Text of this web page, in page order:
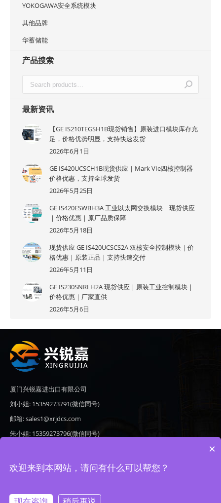
YOKOGAWA安全系统模块
其他品牌
华蓄储能
产品搜索
最新资讯
【GE IS210TEGSH1B现货销售】原装进口模块库存充
足，价格优势明显，支持快速发货
2026年6月1日
GE IS420UCSCH1B现货供应｜Mark VIe四核控制器
价格优惠，支持全球发货
2026年5月25日
GE IS420ESWBH3A 工业以太网交换模块｜现货供应
｜价格优惠｜原厂品质保障
2026年5月18日
现货供应 GE IS420UCSCS2A 双核安全控制模块｜价
格优惠｜原装正品｜支持快速交付
2026年5月11日
GE IS230SNRLH2A 现货供应｜原装工业控制模块｜
价格优惠｜厂家直供
2026年5月6日
厦门兴锐嘉进出口有限公司
刘小姐: 15359273791(微信同号)
邮箱: sales1@xrjdcs.com
朱小姐: 15359273796(微信同号)
地址: 厦门市翔安区新澳路510号海峡现代城A座6楼609
×
欢迎来到本网站，请问有什么可以帮您？